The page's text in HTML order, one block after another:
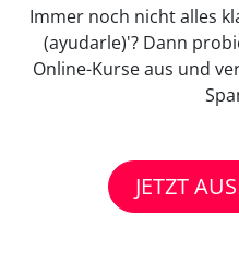
Immer noch nicht alles
(ayudarle)'? Dann
Online-Kurse aus und
JETZT